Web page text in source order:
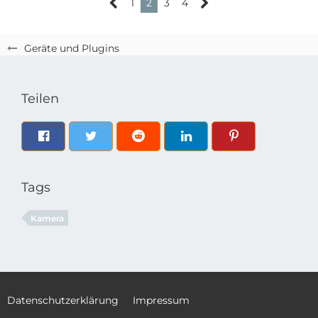
Geräte und Plugins
2 3 4
Teilen
Tags
Kamera
Datenschutzerklärung Impressum